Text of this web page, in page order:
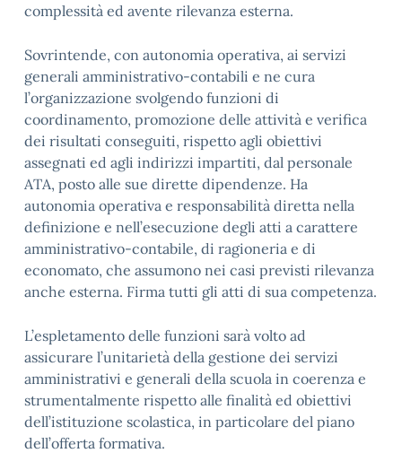
complessità ed avente rilevanza esterna.
Sovrintende, con autonomia operativa, ai servizi
generali amministrativo-contabili e ne cura
l’organizzazione svolgendo funzioni di
coordinamento, promozione delle attività e verifica
dei risultati conseguiti, rispetto agli obiettivi
assegnati ed agli indirizzi impartiti, dal personale
ATA, posto alle sue dirette dipendenze. Ha
autonomia operativa e responsabilità diretta nella
definizione e nell’esecuzione degli atti a carattere
amministrativo-contabile, di ragioneria e di
economato, che assumono nei casi previsti rilevanza
anche esterna. Firma tutti gli atti di sua competenza.
L’espletamento delle funzioni sarà volto ad
assicurare l’unitarietà della gestione dei servizi
amministrativi e generali della scuola in coerenza e
strumentalmente rispetto alle finalità ed obiettivi
dell’istituzione scolastica, in particolare del piano
dell’offerta formativa.